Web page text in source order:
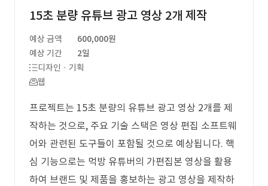
15초 분량 유튜브 광고 영상 2개 제작
예상 금액
600,000원
예상 기간
2일
디자인 · 기획
웹
프로젝트는 15초 분량의 유튜브 광고 영상 2개를 제
작하는 것으로, 주요 기술 스택은 영상 편집 소프트웨
어와 관련된 도구들이 포함될 것으로 예상됩니다. 핵
심 기능으로는 먹방 유튜버의 가편집본 영상을 활용
하여 브랜드 및 제품을 홍보하는 광고 영상을 제작하